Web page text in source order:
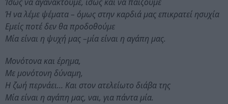
Ή να λέμε ψέματα – όμως στην καρδιά μας επικρατεί ησυχία
Εμείς ποτέ δεν θα προδοθούμε
Μία είναι η ψυχή μας –μία είναι η αγάπη μας.
Μονότονα και έρημα,
Με μονότονη δύναμη,
Η ζωή περνάει… Και στον ατελείωτο διάβα της
Μία είναι η αγάπη μας, ναι, για πάντα μία.